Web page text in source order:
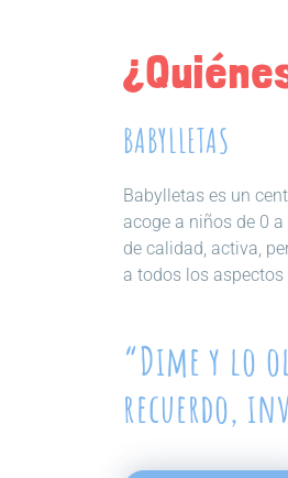
BABYLLETAS
Babylletas es un
acoge a niños de 0
de calidad, activa,
a todos los
“Dime y lo
recuerdo,